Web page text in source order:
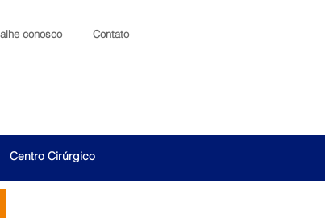
conosco Contato
Centro Cirúrgico